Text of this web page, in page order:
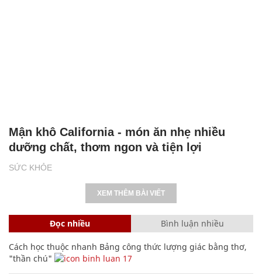
SỨC KHỎE
Mận khô California - món ăn nhẹ nhiều
dưỡng chất, thơm ngon và tiện lợi
XEM THÊM BÀI VIẾT
Đọc nhiều Bình luận nhiều
Cách học thuộc nhanh Bảng công thức lượng giác bằng thơ,
"thần chú"
17